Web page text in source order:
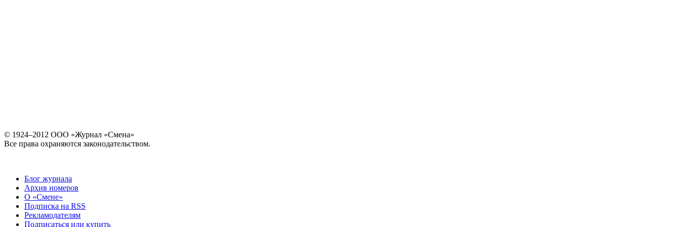
© 1924–2012 ООО «Журнал «Смена»
Все права охраняются законодательством.
Блог журнала
Архив номеров
О «Смене»
Подписка на RSS
Рекламодателям
Подписаться или купить